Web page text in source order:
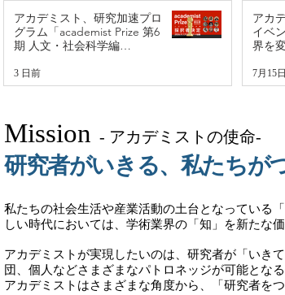
アカデミスト、研究加速プロ
グラム「academist Prize 第6
期 人文・社会科学編
参画研究者9名を発表
3 日前
アカ
イベ
界を
Vision
万円
7月15日
Mission - アカデミストの使命-
研究者がいきる、私たちが
私たちの社会生活や産業活動の土台となっている
しい時代においては、学術業界の「知」を新たな
アカデミストが実現したいのは、研究者が「いき
団、個人などさまざまなパトロネッジが可能とな
アカデミストはさまざまな角度から、「研究者を